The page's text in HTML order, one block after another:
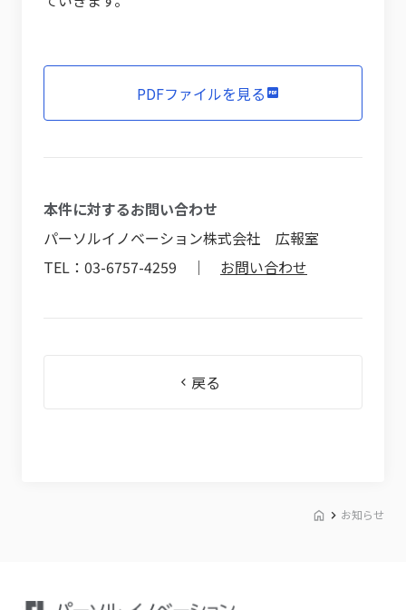
PDFファイルを見る
本件に対するお問い合わせ
パーソルイノベーション株式会社 広報室
TEL：03-6757-4259 ｜ お問い合わせ
戻る
お知らせ